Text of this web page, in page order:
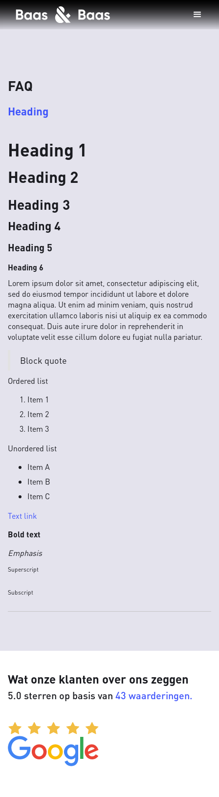
FAQ
Heading
Heading 1
Heading 2
Heading 3
Heading 4
Heading 5
Heading 6
Lorem ipsum dolor sit amet, consectetur adipiscing elit,
sed do eiusmod tempor incididunt ut labore et dolore
magna aliqua. Ut enim ad minim veniam, quis nostrud
exercitation ullamco laboris nisi ut aliquip ex ea commodo
consequat. Duis aute irure dolor in reprehenderit in
voluptate velit esse cillum dolore eu fugiat nulla pariatur.
Block quote
Ordered list
Item 1
Item 2
Item 3
Unordered list
Item A
Item B
Item C
Text link
Bold text
Emphasis
Superscript
Subscript
Wat onze klanten over ons zeggen
5.0 sterren op basis van 43 waarderingen.